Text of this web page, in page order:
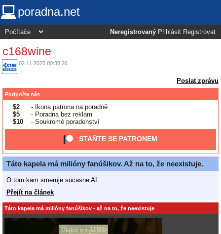
poradna.net
Neregistrovaný Přihlásit Registrovat
c168wine
02.11.2025 00:38:26
Poslat zprávu
Podpořte nás
$2
- Ikona patrona na poradně
$5
- Poradna bez reklam
$10
- Soukromé poradenství
STAŇTE SE PATRONEM
Táto kapela má milióny fanúšikov. Až na to, že neexistuje.
O tom kam smeruje sucasne AI.
Přejít na článek
Táto kapela má milióny fanúšikov - až na to, že neexistuje